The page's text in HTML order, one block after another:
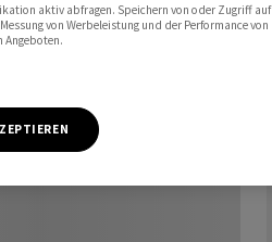
aktiv abfragen. Speichern von oder Zugriff auf
von Werbeleistung und der Performance von
Angeboten.